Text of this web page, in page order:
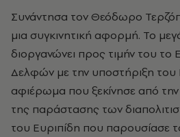
Συνάντησα τον Θεόδωρο Τερζόπουλο στο σπίτι του με
μια συγκινητική αφορμή. Το
διοργανώνει προς τιμήν του
Δελφών με την υποστήριξη
αφιέρωμα που ξεκίνησε από
της παράστασης των
του Ευριπίδη που παρουσίασε